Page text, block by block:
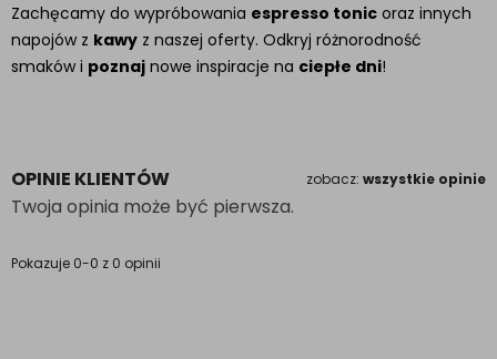
Zachęcamy do wypróbowania espresso tonic oraz innych
napojów z kawy z naszej oferty. Odkryj różnorodność
smaków i poznaj nowe inspiracje na ciepłe dni!
OPINIE KLIENTÓW zobacz: wszystkie opinie
Twoja opinia może być pierwsza.
Pokazuje 0-0 z 0 opinii